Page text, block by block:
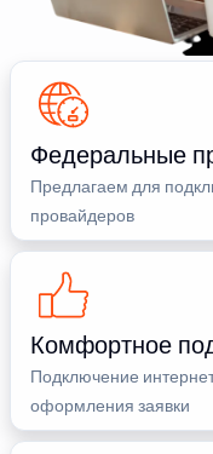
Федеральные
Предлагаем для
провайдеров
Комфортное
Подключение
оформления заявки